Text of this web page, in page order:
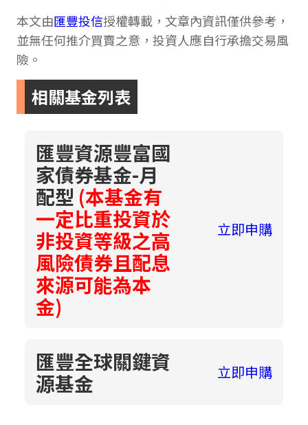
本文由匯豐投信授權轉載，文章內資訊僅供參考，
並無任何推介買賣之意，投資人應自行承擔交易風
險。
相關基金列表
匯豐資源豐富國
家債券基金-月
配型 (本基金有
一定比重投資於
非投資等級之高
風險債券且配息
來源可能為本
金)
立即申購
匯豐全球關鍵資
源基金
立即申購